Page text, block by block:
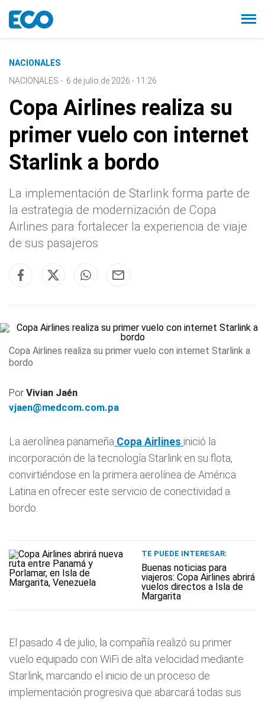
NACIONALES
NACIONALES - 6 de julio de 2026 - 11:26
Copa Airlines realiza su
primer vuelo con internet
Starlink a bordo
La implementación de Starlink forma parte de
la estrategia de modernización de Copa
Airlines para fortalecer la experiencia de viaje
de sus pasajeros
Copa Airlines realiza su primer vuelo con internet Starlink a
bordo
PorVivian Jaén
vjaen@medcom.com.pa
La aerolínea panameña Copa Airlines inició la
incorporación de la tecnología Starlink en su flota,
convirtiéndose en la primera aerolínea de América
Latina en ofrecer este servicio de conectividad a
bordo.
TE PUEDE INTERESAR:
Buenas noticias para
viajeros: Copa Airlines abrirá
vuelos directos a Isla de
Margarita
El pasado 4 de julio, la compañía realizó su primer
vuelo equipado con WiFi de alta velocidad mediante
Starlink, marcando el inicio de un proceso de
implementación progresiva que abarcará todas sus